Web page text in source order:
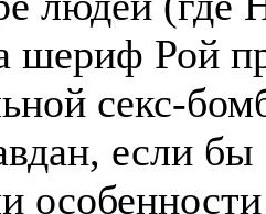
шериф Рой
секс-
если